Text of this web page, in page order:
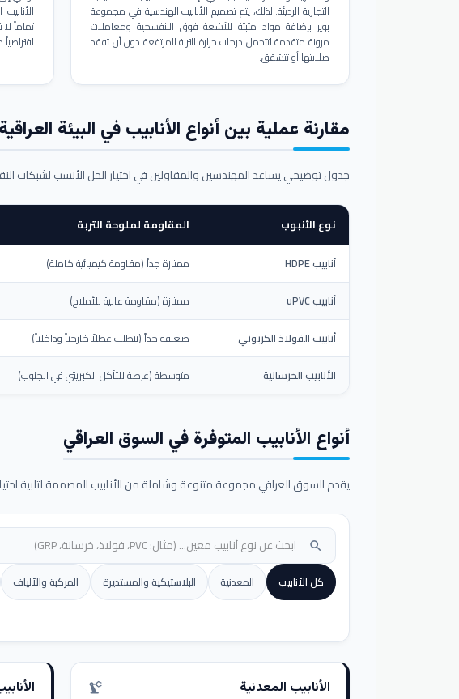
التجارية الرديئة. لذلك، يتم تصميم الأنابيب الهندسية في مجموعة
بوير بإضافة مواد مثبتة للأشعة فوق البنفسجية ومعاملات
مرونة متقدمة لتتحمل درجات حرارة التربة المرتفعة دون أن تفقد
صلابتها أو تتشقق.
تماماً
مقارنة عملية بين أنواع الأنابيب في البيئة العراقية
جدول توضيحي يساعد المهندسين والمقاولين في اختيار الحل الأنسب لشبكات
نوع الأنبوب المقاومة لملوحة التربة
أنابيب HDPE ممتازة جداً (مقاومة كيميائية كاملة)
أنابيب uPVC
ممتازة (مقاومة عالية للأملاح)
أنابيب الفولاذ الكربوني
ضعيفة جداً (تتطلب عطلاً خارجياً وداخلياً)
الأنابيب الخرسانية
متوسطة (عرضة للتآكل الكبريتي في الجنوب)
أنواع الأنابيب المتوفرة في السوق العراقي
يقدم السوق العراقي مجموعة متنوعة وشاملة من الأنابيب المصممة لتلبية
search
كل الأنابيب المعدنية البلاستيكية والمستديرة المركبة والألياف
الأنابيب المعدنية precision_manufacturing